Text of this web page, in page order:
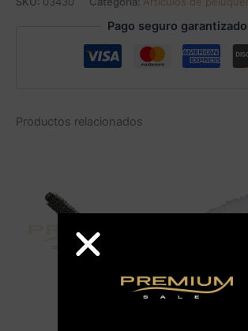
Pago seguro garantizado
Productos relacionados